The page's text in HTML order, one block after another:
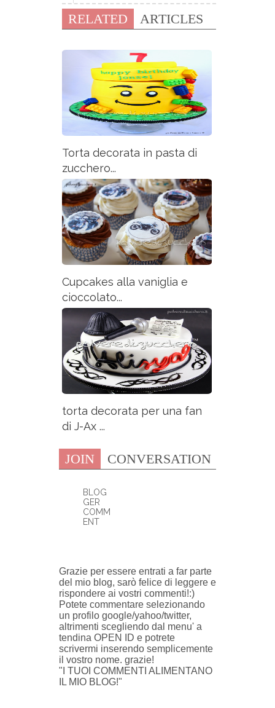
RELATED ARTICLES
Torta decorata in pasta di
zucchero...
Cupcakes alla vaniglia e
cioccolato...
torta decorata per una fan
di J-Ax ...
JOIN CONVERSATION
BLOG
GER
COMM
ENT
Grazie per essere entrati a far parte
del mio blog, sarò felice di leggere e
rispondere ai vostri commenti!:)
Potete commentare selezionando
un profilo google/yahoo/twitter,
altrimenti scegliendo dal menu' a
tendina OPEN ID e potrete
scrivermi inserendo semplicemente
il vostro nome. grazie!
"I TUOI COMMENTI ALIMENTANO
IL MIO BLOG!"